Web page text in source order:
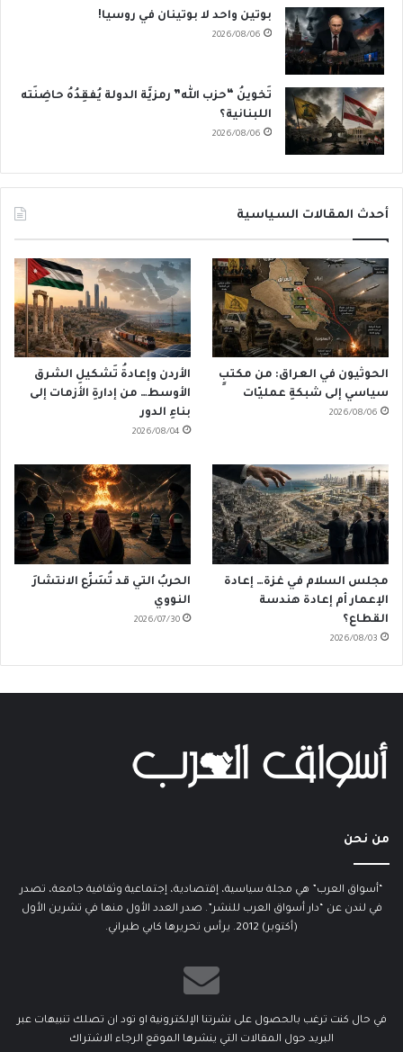
بوتين واحد لا بوتينان في روسيا!
2026/08/06
تَخوينُ “حزب الله” رمزيَّة الدولة يُفقِدُهُ حاضِنَته
اللبنانية؟
2026/08/06
أحدث المقالات السياسية
الحوثيون في العراق: من مكتبٍ
سياسي إلى شبكةِ عمليّات
2026/08/06
الأردن وإعادةُ تَشكيلِ الشرق
الأوسط… من إدارةِ الأزمات إلى
بناءِ الدور
2026/08/04
مجلس السلام في غزة… إعادة
الإعمار أم إعادة هندسة
القطاع؟
2026/08/03
الحربُ التي قد تُسَرِّع الانتشارَ
النووي
2026/07/30
من نحن
“أسواق العرب” هي مجلة سياسية، إقتصادية، إجتماعية وثقافية جامعة، تصدر
في لندن عن “دار أسواق العرب للنشر”. صدر العدد الأول منها في تشرين الأول
(أكتوبر) 2012. يرأس تحريرها كابي طبراني.
في حال كنت ترغب بالحصول على نشرتنا الإلكترونية او تود ان تصلك تنبيهات عبر
البريد حول المقالات التي ينشرها الموقع الرجاء الاشتراك